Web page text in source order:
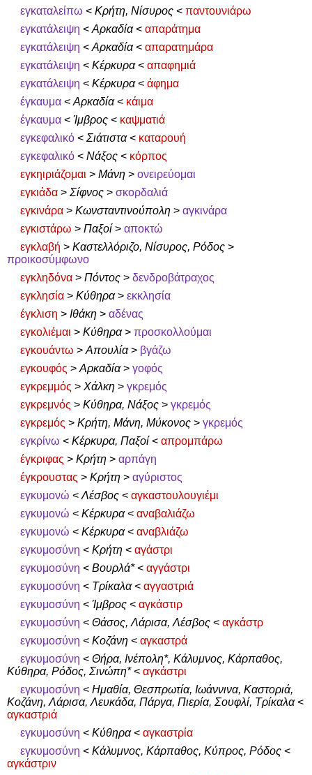
εγκαταλείπω < Κρήτη, Νίσυρος < παντουνιάρω
εγκατάλειψη <Αρκαδία< απαράτημα
εγκατάλειψη <Αρκαδία< απαρατημάρα
εγκατάλειψη < Κέρκυρα< απαφημιά
εγκατάλειψη < Κέρκυρα< άφημα
έγκαυμα <Αρκαδία< κάιμα
έγκαυμα < Ίμβρος < καψματιά
εγκεφαλικό < Σιάτιστα< καταρουή
εγκεφαλικό < Νάξος < κόρπος
εγκηιριάζομαι > Μάνη > ονειρεύομαι
εγκιάδα > Σίφνος > σκορδαλιά
εγκινάρα > Κωνσταντινούπολη > αγκινάρα
εγκιστάρω > Παξοί > αποκτώ
εγκλαβή > Καστελλόριζο, Νίσυρος, Ρόδος >
προικοσύμφωνο
εγκληδόνα > Πόντος > δενδροβάτραχος
εγκλησία > Κύθηρα> εκκλησία
έγκλιση > Ιθάκη > αδένας
εγκολιέμαι > Κύθηρα> προσκολλούμαι
εγκουάντω >Απουλία> βγάζω
εγκουφός >Αρκαδία> γοφός
εγκρεμμός > Χάλκη > γκρεμός
εγκρεμνός > Κύθηρα, Νάξος > γκρεμός
εγκρεμός > Κρήτη, Μάνη, Μύκονος > γκρεμός
εγκρίνω < Κέρκυρα, Παξοί < απρομπάρω
έγκριφας > Κρήτη > αρπάγη
έγκρουστας > Κρήτη > αγύριστος
εγκυμονώ <Λέσβος < αγκαστουλουγιέμι
εγκυμονώ < Κέρκυρα< αναβαλιάζω
εγκυμονώ < Κέρκυρα< αναβλιάζω
εγκυμοσύνη < Κρήτη < αγάστρι
εγκυμοσύνη < Βουρλά*< αγγάστρι
εγκυμοσύνη < Τρίκαλα< αγγαστριά
εγκυμοσύνη < Ίμβρος < αγκάστιρ
εγκυμοσύνη < Θάσος, Λάρισα, Λέσβος < αγκάστρ
εγκυμοσύνη < Κοζάνη < αγκαστρά
εγκυμοσύνη < Θήρα, Ινέπολη*, Κάλυμνος, Κάρπαθος,
Κύθηρα, Ρόδος, Σινώπη*< αγκάστρι
εγκυμοσύνη < Ημαθία, Θεσπρωτία, Ιωάννινα, Καστοριά,
Κοζάνη, Λάρισα, Λευκάδα, Πάργα, Πιερία, Σουφλί, Τρίκαλα<
αγκαστριά
εγκυμοσύνη < Κύθηρα< αγκαστρία
εγκυμοσύνη < Κάλυμνος, Κάρπαθος, Κύπρος, Ρόδος <
αγκάστριν